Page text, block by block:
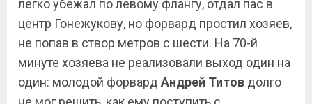
легко убежал по левому флангу, отдал пас в
центр Гонежукову, но форвард простил хозяев,
не попав в створ метров с шести. На 70-й
минуте хозяева не реализовали выход один на
один: молодой форвард Андрей Титов долго